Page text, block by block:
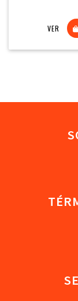
VER